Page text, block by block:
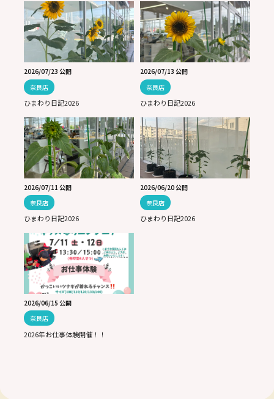
2026/07/23 公開
奈良店
ひまわり日記2026
2026/07/13 公開
奈良店
ひまわり日記2026
2026/07/11 公開
奈良店
ひまわり日記2026
2026/06/20 公開
奈良店
ひまわり日記2026
2026/06/15 公開
奈良店
2026年お仕事体験開催！！